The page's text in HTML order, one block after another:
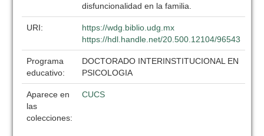
disfuncionalidad en la familia.
URI:
https://wdg.biblio.udg.mx
https://hdl.handle.net/20.500.12104/96543
Programa
educativo:
DOCTORADO INTERINSTITUCIONAL EN
PSICOLOGIA
Aparece en
las
colecciones:
CUCS